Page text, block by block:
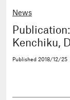
News
Kenchiku,
Published 2018/12/25